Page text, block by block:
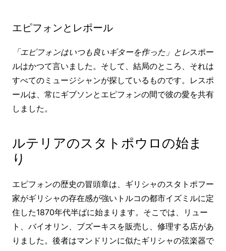
エピフォンとレポール
「エピフォンはいつも良いギターを作った」とレスポー
ルはかつて言いました。そして、結局のところ、それは
すべてのミュージシャンが探しているものです。レスポ
ールは、常にギブソンとエピフォンの間で彼の愛を共有
しました。
ルテリアのスタトポウロの始ま
り
エピフォンの歴史の冒頭章は、ギリシャのスタトポフー
家がギリシャの存在感が強いトルコの都市イズミルに定
住した1870年代半ばに始まります。そこでは、リュー
ト、バイオリン、ブズーキスを販売し、修理する店があ
りました。後者はマンドリンに似たギリシャの弦楽器で